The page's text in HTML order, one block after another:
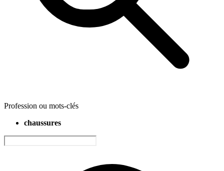
Profession ou mots-clés
chaussures